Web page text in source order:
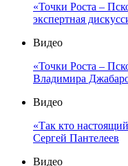
«Точки Роста –
экспертная
Видео
«Точки Роста –
Владимира
Видео
«Так кто
Сергей Пантелеев
Видео